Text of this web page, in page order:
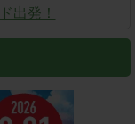
出発！